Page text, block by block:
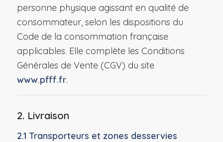
personne physique agissant en qualité de
consommateur, selon les dispositions du
Code de la consommation française
applicables. Elle complète les Conditions
Générales de Vente (CGV) du site
www.pfff.fr.
2. Livraison
2.1 Transporteurs et zones desservies